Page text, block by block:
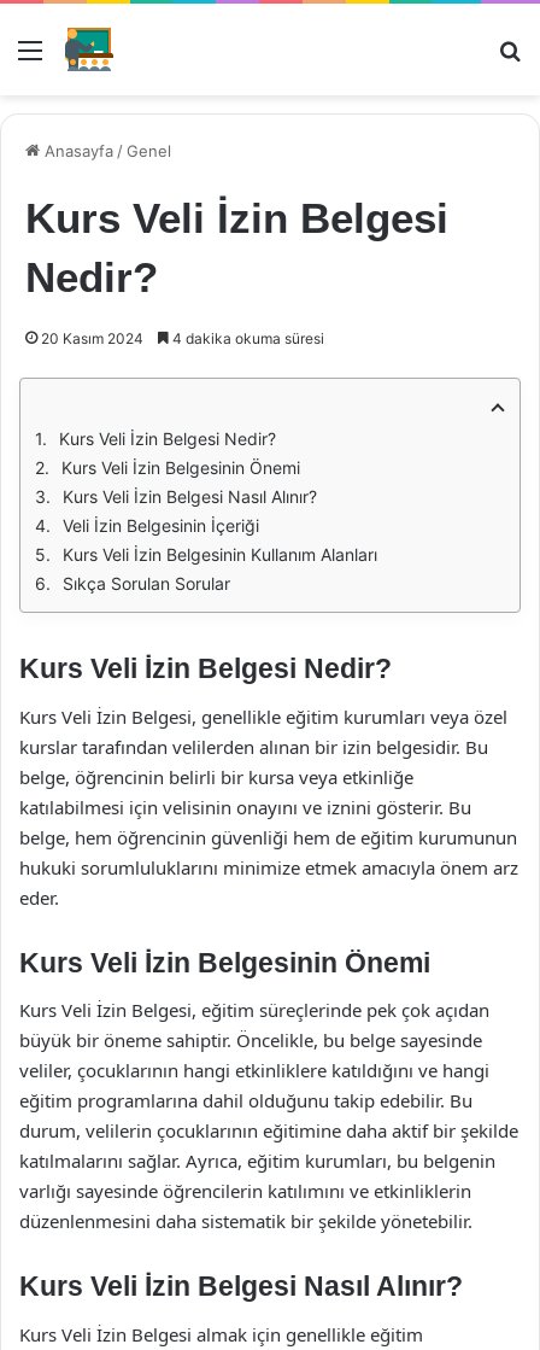
Menü
Anasayfa /Genel
Kurs Veli İzin Belgesi
Nedir?
20 Kasım 2024 4 dakika okuma süresi
Kurs Veli İzin Belgesi Nedir?
Kurs Veli İzin Belgesinin Önemi
Kurs Veli İzin Belgesi Nasıl Alınır?
Veli İzin Belgesinin İçeriği
Kurs Veli İzin Belgesinin Kullanım Alanları
Sıkça Sorulan Sorular
Kurs Veli İzin Belgesi Nedir?
Kurs Veli İzin Belgesi, genellikle eğitim kurumları veya özel
kurslar tarafından velilerden alınan bir izin belgesidir. Bu
belge, öğrencinin belirli bir kursa veya etkinliğe
katılabilmesi için velisinin onayını ve iznini gösterir. Bu
belge, hem öğrencinin güvenliği hem de eğitim kurumunun
hukuki sorumluluklarını minimize etmek amacıyla önem arz
eder.
Kurs Veli İzin Belgesinin Önemi
Kurs Veli İzin Belgesi, eğitim süreçlerinde pek çok açıdan
büyük bir öneme sahiptir. Öncelikle, bu belge sayesinde
veliler, çocuklarının hangi etkinliklere katıldığını ve hangi
eğitim programlarına dahil olduğunu takip edebilir. Bu
durum, velilerin çocuklarının eğitimine daha aktif bir şekilde
katılmalarını sağlar. Ayrıca, eğitim kurumları, bu belgenin
varlığı sayesinde öğrencilerin katılımını ve etkinliklerin
düzenlenmesini daha sistematik bir şekilde yönetebilir.
Kurs Veli İzin Belgesi Nasıl Alınır?
Kurs Veli İzin Belgesi almak için genellikle eğitim